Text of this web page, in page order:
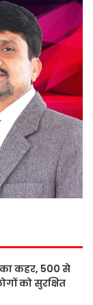
कहर, 500 से
को सुरक्षित